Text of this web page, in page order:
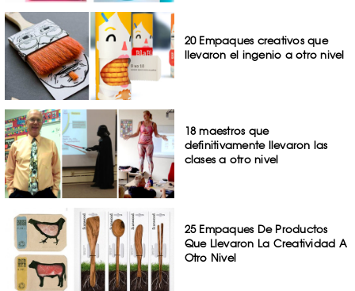
20 Empaques creativos que
llevaron el ingenio a otro nivel
18 maestros que
definitivamente llevaron las
clases a otro nivel
25 Empaques De Productos
Que Llevaron La Creatividad A
Otro Nivel